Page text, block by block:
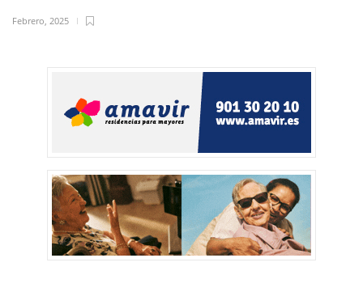
Febrero, 2025